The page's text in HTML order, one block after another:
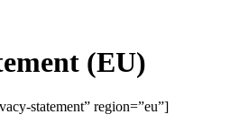
(EU)
statement” region=”eu”]